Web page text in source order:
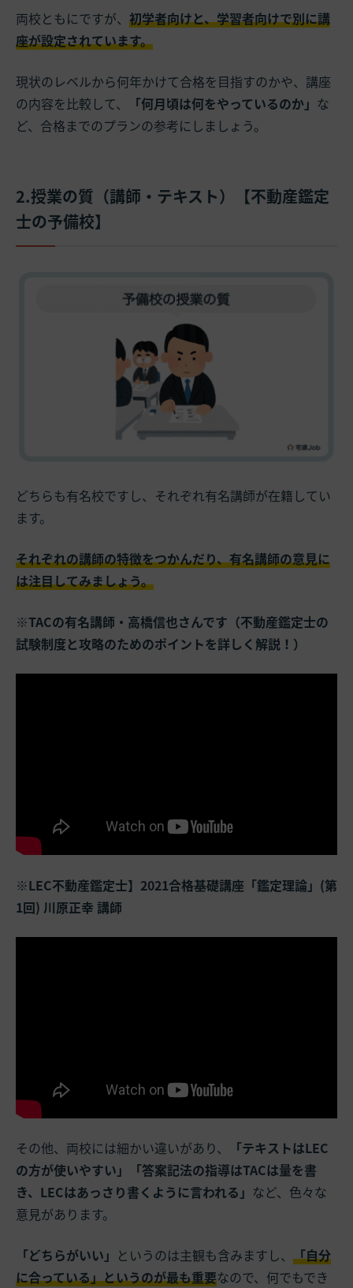
両校ともにですが、 初学者向けと、学習者向けで別に講
座が設定されています。
現状のレベルから何年かけて合格を目指すのかや、講座
の内容を比較して、
「何月頃は何をやっているのか」 な
ど、合格までのプランの参考にしましょう。
2.授業の質（講師・テキスト）【不動産鑑定
士の予備校】
どちらも有名校ですし、それぞれ有名講師が在籍してい
ます。
それぞれの講師の特徴をつかんだり、有名講師の意見に
は注目してみましょう。
※TACの有名講師・高橋信也さんです（不動産鑑定士の
試験制度と攻略のためのポイントを詳しく解説！）
※LEC不動産鑑定士】2021合格基礎講座「鑑定理論」(第
1回) 川原正幸 講師
その他、両校には細かい違いがあり、
「テキストはLEC
の方が使いやすい」「答案記法の指導はTACは量を書
き、LECはあっさり書くように言われる」 など、色々な
意見があります。
「どちらがいい」 というのは主観も含みますし、 「自分
に合っている」というのが最も重要なので、何でもでき